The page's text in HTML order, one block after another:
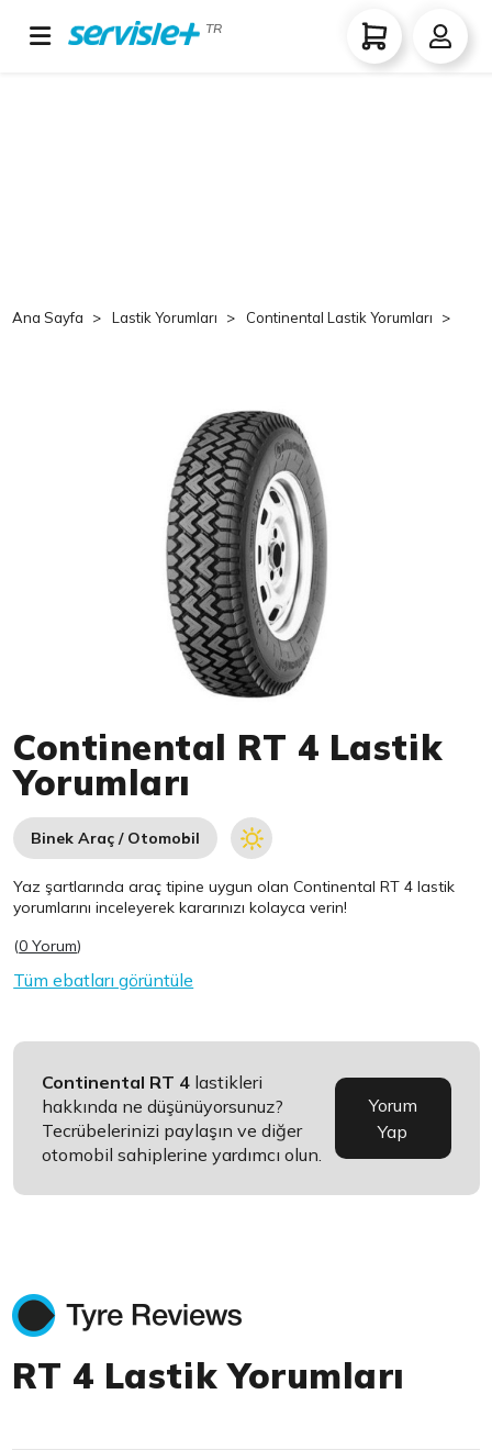
TR
Ana Sayfa Lastik Yorumları Continental Lastik Yorumları
Continental RT 4 Lastik
Yorumları
Binek Araç / Otomobil
Yaz şartlarında araç tipine uygun olanContinental RT 4 lastik
yorumlarını inceleyerek kararınızı kolayca verin!
(0 Yorum)
Tüm ebatları görüntüle
Continental RT 4 lastikleri
hakkında ne düşünüyorsunuz?
Tecrübelerinizi paylaşın ve diğer
otomobil sahiplerine yardımcı olun.
Yorum
Yap
RT 4 Lastik Yorumları